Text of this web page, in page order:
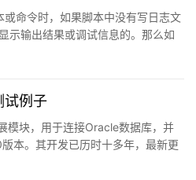
命令时，如果脚本中没有写日志文
示输出结果或调试信息的。那么如
存到文件中的话，也可以用重…
试例子
模块，用于连接Oracle数据库，并
本。其开发已历时十多年，最新更